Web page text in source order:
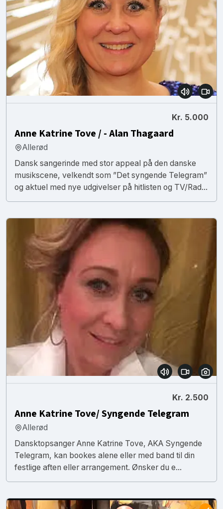
Kr. 5.000
Anne Katrine Tove / - Alan Thagaard
Allerød
Dansk sangerinde med stor appeal på den danske
musikscene, velkendt som ”Det syngende Telegram”
og aktuel med nye udgivelser på hitlisten og TV/Rad...
Kr. 2.500
Anne Katrine Tove/ Syngende Telegram
Allerød
Dansktopsanger Anne Katrine Tove, AKA Syngende
Telegram, kan bookes alene eller med band til din
festlige aften eller arrangement. Ønsker du e...